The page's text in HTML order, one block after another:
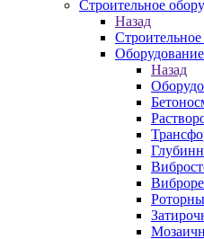
Строительное
Назад
Назад